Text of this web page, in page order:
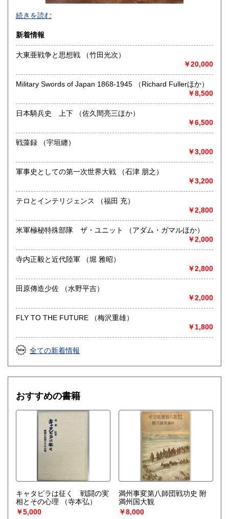
沖縄県
軍事・戦争に関する書籍・資料を蒐集、販売しています。
軍事・戦争について、深く知りたい方々のお役に立てればと
思っております。
お気軽にご注文・お問い合わせください。
沿線名：東京メトロ半蔵門線・都営地下鉄新宿線・都営地下
最寄駅：神保町駅
営業時間：12時頃～決まっていません(大体18時半頃) (業務
定休日：毎週日曜日・年末年始・夏季休業・不定休
「軍事・戦争」に関する本・資料の買い取りをいたしており
は、お受けできないことがございます)
取り扱い分野
歴史、社会科学、自然科学、近代文献、趣味
続きを読む
新着情報
大東亜戦争と思想戦 （竹田光次）
￥20,000
Military Swords of Japan 1868-1945 （Richard Fullerほか）
￥8,500
日本騎兵史 上下 （佐久間亮三ほか）
￥6,500
戦藻録 （宇垣纏）
￥3,000
軍事史としての第一次世界大戦 （石津 朋之）
￥3,200
テロとインテリジェンス （福田 充）
￥2,800
米軍極秘特殊部隊 ザ・ユニット （アダム・ガマルほか）
￥2,000
寺内正毅と近代陸軍 （堀 雅昭）
￥2,800
田原傳造少佐 （水野平吉）
￥2,000
FLY TO THE FUTURE （梅沢重雄）
￥1,800
全ての新着情報
おすすめの書籍
キャタピラは征く 戦闘の実
相とその心理
（寺本弘）
￥5,000
満州事変第八師団戦功史 附
満州国大観
￥8,000